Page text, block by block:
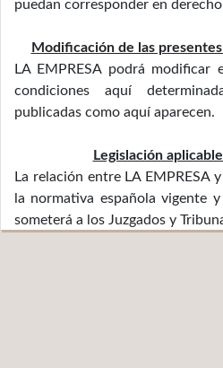
puedan corresponder en
Modificación de las
LA EMPRESA podrá modificar
condiciones aquí
publicadas como aquí aparecen.
Legislación
La relación entre LA EMPRESA
la normativa española vigente
someterá a los Juzgados y